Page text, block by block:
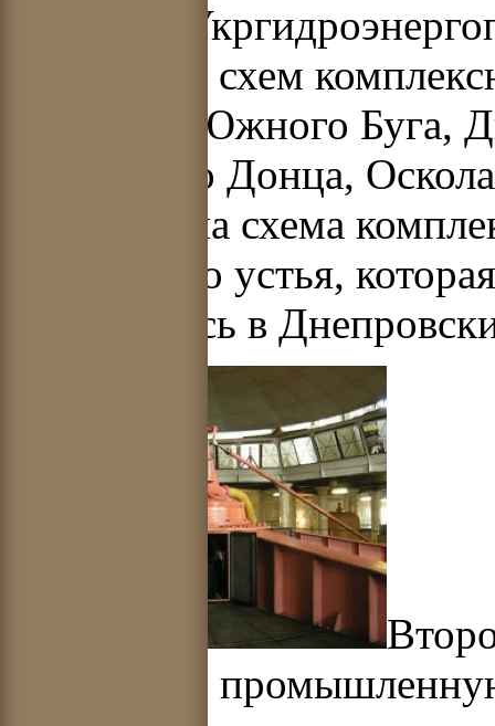
С 1935 г.
разработке схем
Тетерева, Южного Буга,
Северского Донца,
разработана схема
от Киева до устья,
воплотилась в
(запущен в